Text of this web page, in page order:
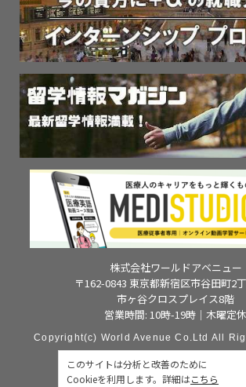
このサイトは分析と改善のために
Cookieを利用します。詳細はこちら
株式会社ワールドアベニュー
〒162-0843 東京都新宿区市谷田町2
市ヶ谷クロスプレイス8階
営業時間: 10時-19時｜木曜定休
Copyright(c) World Avenue Co.Ltd All